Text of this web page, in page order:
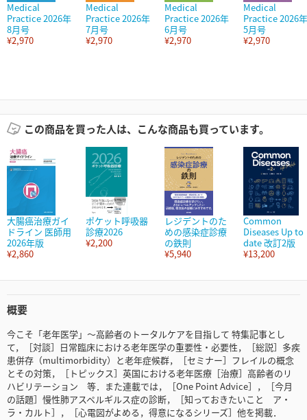
Medical
Practice 2026年
8月号
¥2,970
Medical
Practice 2026年
7月号
¥2,970
Medical
Practice 2026年
6月号
¥2,970
Medical
Practice 2026年
5月号
¥2,970
この商品を買った人は、こんな商品も買っています。
大腸癌治療ガイ
ドライン 医師用
2026年版
¥2,860
ポケット呼吸器
診療2026
¥2,200
レジデントのた
めの感染症診療
の鉄則
¥5,940
Common
Diseases Up to
date 改訂2版
¥13,200
概要
今こそ「老年医学」～高齢者のトータルケアを目指して 特集記事とし
て，［対談］日常臨床における老年医学の重要性・必要性，［総説］多疾
患併存（multimorbidity）と老年症候群，［セミナー］フレイルの概念
とその対策，［トピックス］英国における老年医療［治療］高齢者のリ
ハビリテーション 等．また連載では，［One Point Advice］，［今月
の話題］慢性肺アスペルギルス症の診断，［知っておきたいこと ア・
ラ・カルト］，［心電図がよめる，得意になるシリーズ］他を掲載．